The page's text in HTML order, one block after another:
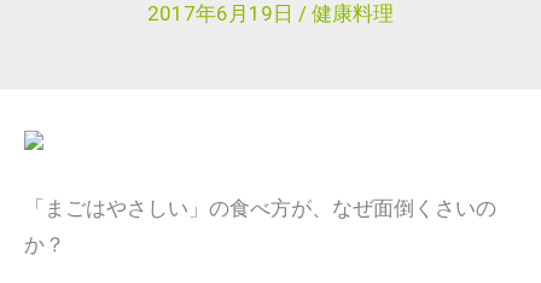
2017年6月19日 / 健康料理
「まごはやさしい」の食べ方が、なぜ面倒くさいの
か？